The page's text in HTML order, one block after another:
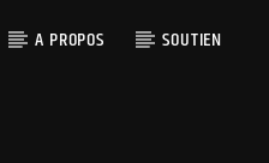
A PROPOS SOUTIEN